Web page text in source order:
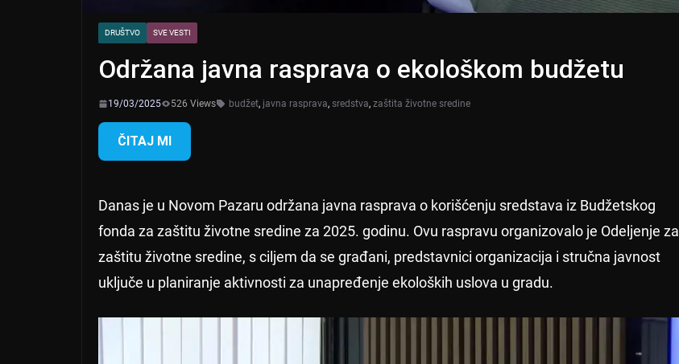
DRUŠTVO SVE VESTI
Održana javna rasprava o ekološkom budžetu
19/03/2025 526 Views budžet, javna rasprava, sredstva, zaštita životne sredine
ČITAJ MI
Danas je u Novom Pazaru održana javna rasprava o korišćenju sredstava iz Budžetskog
fonda za zaštitu životne sredine za 2025. godinu. Ovu raspravu organizovalo je Odeljenje za
zaštitu životne sredine, s ciljem da se građani, predstavnici organizacija i stručna javnost
uključe u planiranje aktivnosti za unapređenje ekoloških uslova u gradu.